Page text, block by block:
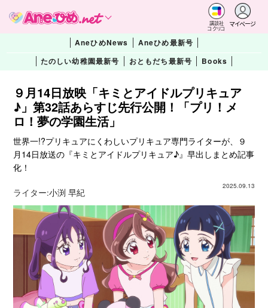
講談社
コクリコ
マイページ
AneひめNews
Aneひめ最新号
たのしい幼稚園最新号
おともだち最新号 Books
９月14日放映「キミとアイドルプリキュア
♪」第32話あらすじ先行公開！「プリ！メ
ロ！夢の学園生活」
世界一!?プリキュアにくわしいプリキュア専門ライターが、９
月14日放送の『キミとアイドルプリキュア♪』早出しまとめ記事
化！
2025.09.13
ライター:小渕 早紀